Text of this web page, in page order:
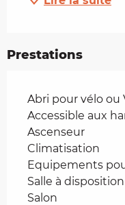
Prestations
Abri pour vélo ou
Accessible aux
Ascenseur
Climatisation
Equipements
Salle à disposition
Salon